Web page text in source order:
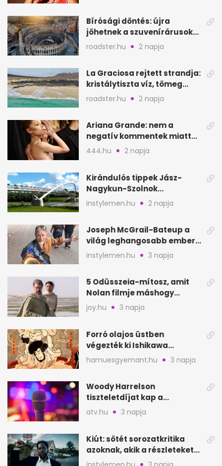
Bírósági döntés: újra
jöhetnek a szuvenírárusok
Európa ikonikus helyére
roadster.hu 2 napja
La Graciosa rejtett strandja:
kristálytiszta víz, tömeg
nélkül
roadster.hu 2 napja
Ariana Grande: nem a
negatív kommentek miatt
vonul vissza
444.hu 2 napja
Kirándulós tippek Jász-
Nagykun-Szolnok
megyében: 6 kihagyhatatlan
hely
instylemen.hu 2 napja
Joseph McGrail-Bateup a
világ leghangosabb embere
lett Ausztráliából
instylemen.hu 3 napja
5 Odüsszeia-mítosz, amit
Nolan filmje máshogy
mutat, mint Homérosz
joy.hu 3 napja
Forró olajos üstben
végezték ki Ishikawa
Goemont, Japán Robin
Hoodját
hamuesgyemant.hu 3 napja
Woody Harrelson
tiszteletdíjat kap a
Szarajevói Filmfesztiválon
atv.hu 3 napja
Kiút: sötét sorozatkritika
azoknak, akik a részleteket
keresik